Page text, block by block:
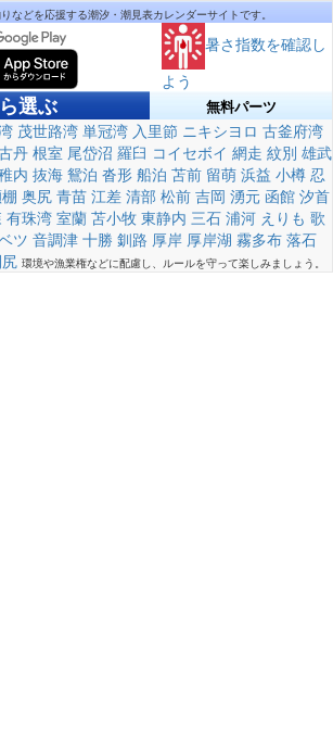
などを応援する潮汐・潮見表カレンダーサイトです。
暑さ指数を確認し
よう
選ぶ 無料パーツ
茂世路湾 単冠湾 入里節 ニキシヨロ 古釜府湾
丹 根室 尾岱沼 羅臼 コイセボイ 網走 紋別 雄武
内 抜海 鴛泊 沓形 船泊 苫前 留萌 浜益 小樽 忍
奥尻 青苗 江差 清部 松前 吉岡 湧元 函館 汐首
有珠湾 室蘭 苫小牧 東静内 三石 浦河 えりも 歌
ツ 音調津 十勝 釧路 厚岸 厚岸湖 霧多布 落石
環境や漁業権などに配慮し、ルールを守って楽しみましょう。